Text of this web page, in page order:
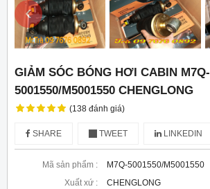
‹
GIẢM SÓC BÓNG HƠI CABIN M7Q-
5001550/M5001550 CHENGLONG
(138 đánh giá)
SHARE TWEET LINKEDIN
Mã sản phẩm :
M7Q-5001550/M5001550
Xuất xứ :
CHENGLONG